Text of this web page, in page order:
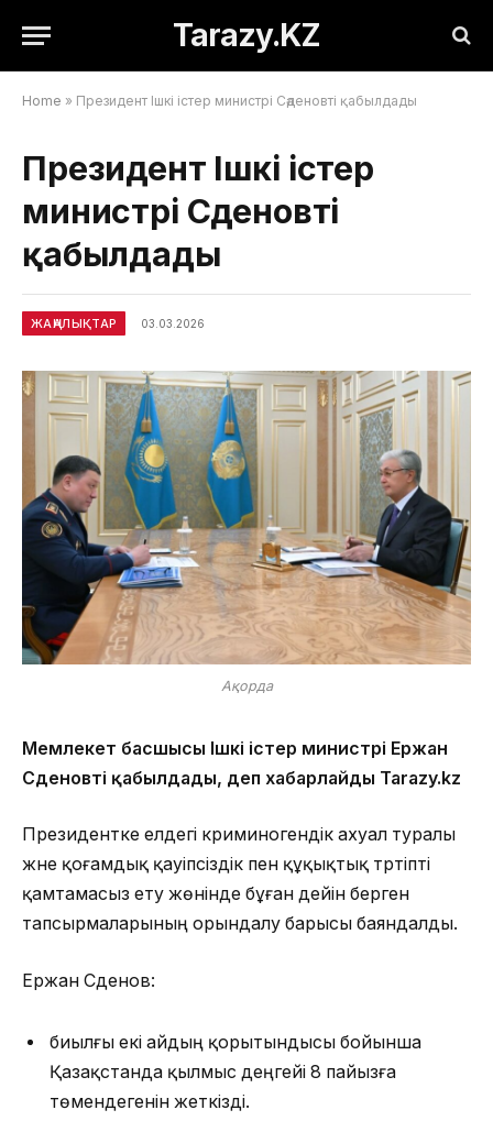
Tarazy.KZ
Home » Президент Ішкі істер министрі Сәденовті қабылдады
Президент Ішкі істер
министрі Сәденовті
қабылдады
ЖАҢАЛЫҚТАР 03.03.2026
Ақорда
Мемлекет басшысы Ішкі істер министрі Ержан
Сәденовті қабылдады, деп хабарлайды Tarazy.kz
Президентке елдегі криминогендік ахуал туралы
және қоғамдық қауіпсіздік пен құқықтық тәртіпті
қамтамасыз ету жөнінде бұған дейін берген
тапсырмаларының орындалу барысы баяндалды.
Ержан Сәденов:
биылғы екі айдың қорытындысы бойынша
Қазақстанда қылмыс деңгейі 8 пайызға
төмендегенін жеткізді.